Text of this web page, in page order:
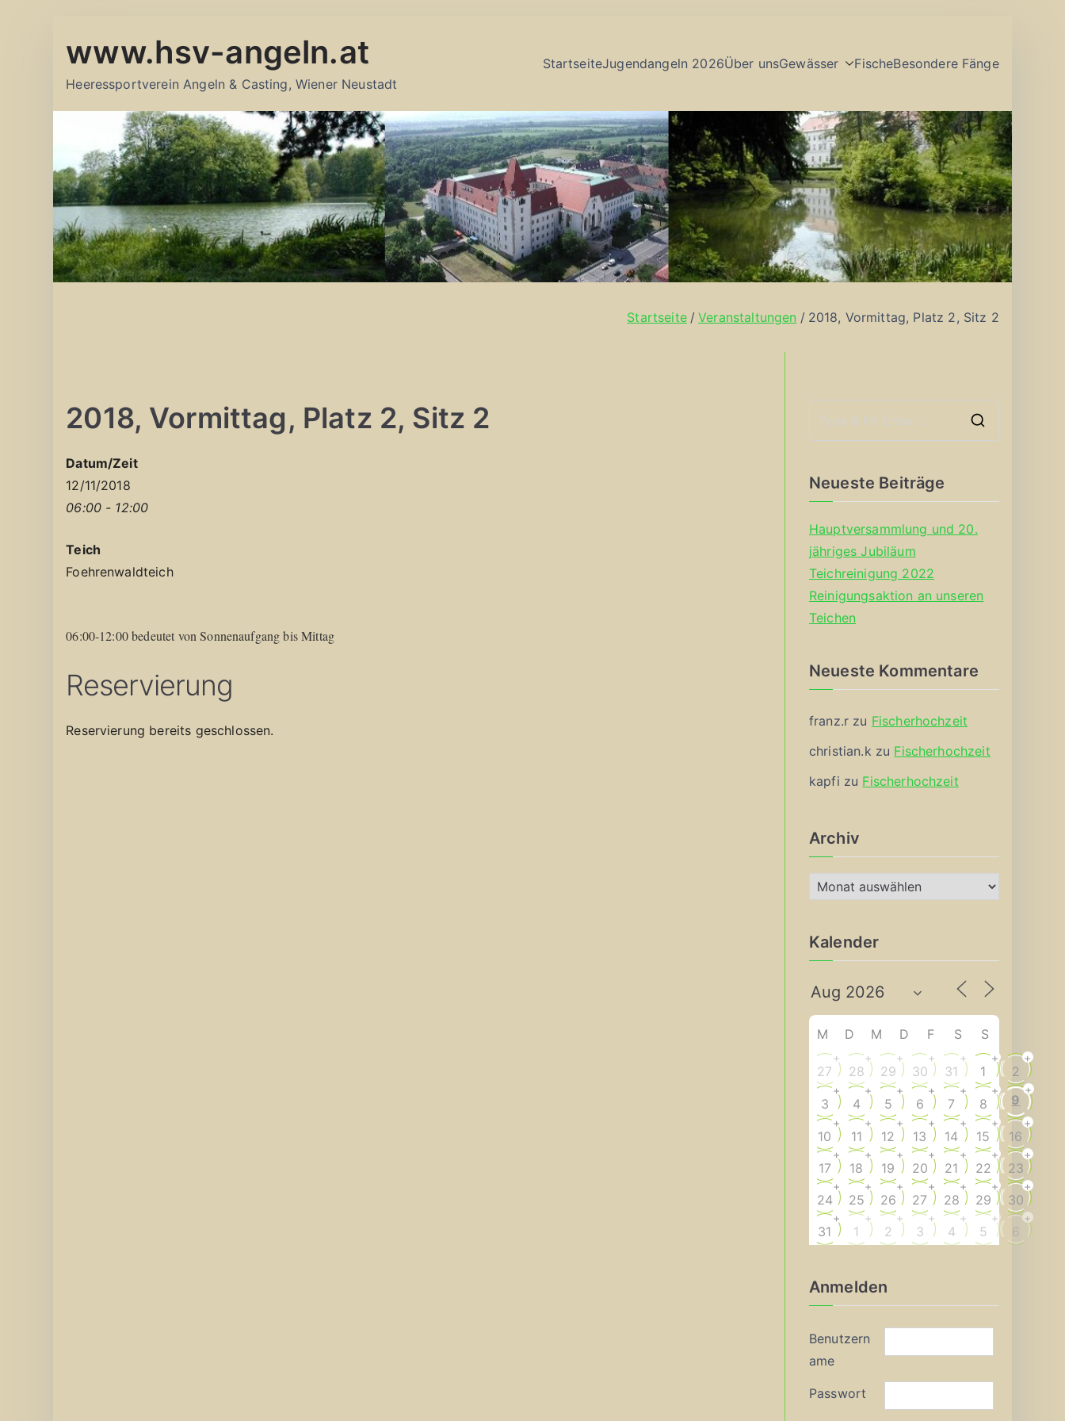
Inhalt
www.hsv-angeln.at
Heeressportverein Angeln & Casting, Wiener Neustadt
StartseiteJugendangeln 2026Über unsGewässer FischeBesondere Fänge
Startseite Veranstaltungen 2018, Vormittag, Platz 2, Sitz 2
2018, Vormittag, Platz 2, Sitz 2
Datum/Zeit
12/11/2018
06:00 - 12:00
Teich
Foehrenwaldteich
06:00-12:00 bedeutet von Sonnenaufgang bis Mittag
Reservierung
Reservierung bereits geschlossen.
Neueste Beiträge
Hauptversammlung und 20.
jähriges Jubiläum
Teichreinigung 2022
Reinigungsaktion an unseren
Teichen
Neueste Kommentare
franz.r zu Fischerhochzeit
christian.k zu Fischerhochzeit
kapfi zu Fischerhochzeit
Archiv
r
h
v
Kalender
M D M D F S S
27
+
28
+
29
+
30
+
31
+
1
+
2
+
3
+
4
+
5
+
6
+
7
+
8
+
9
+
10
+
11
+
12
+
13
+
14
+
15
+
16
+
17
+
18
+
19
+
20
+
21
+
22
+
23
+
24
+
25
+
26
+
27
+
28
+
29
+
30
+
31
+
1
+
2
+
3
+
4
+
5
+
6
+
Anmelden
Benutzern
ame
Passwort